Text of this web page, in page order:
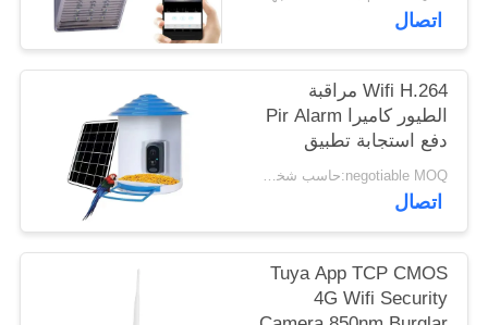
سياسة
الخصوصية
الخفيفة
اتصال
Wifi H.264 مراقبة
الطيور كاميرا Pir Alarm
دفع استجابة تطبيق
الهاتف المحمول في
الوقت المناسب
negotiable MOQ:حاسب شخصي 1
اتصال
Tuya App TCP CMOS
4G Wifi Security